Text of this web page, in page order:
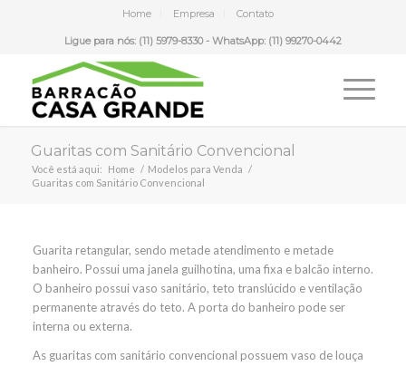
Home Empresa Contato
Ligue para nós: (11) 5979-8330 - WhatsApp: (11) 99270-0442
Guaritas com Sanitário Convencional
Você está aqui: Home / Modelos para Venda /
Guaritas com Sanitário Convencional
Guarita retangular, sendo metade atendimento e metade
banheiro. Possui uma janela guilhotina, uma fixa e balcão interno.
O banheiro possui vaso sanitário, teto translúcido e ventilação
permanente através do teto. A porta do banheiro pode ser
interna ou externa.
As guaritas com sanitário convencional possuem vaso de louça